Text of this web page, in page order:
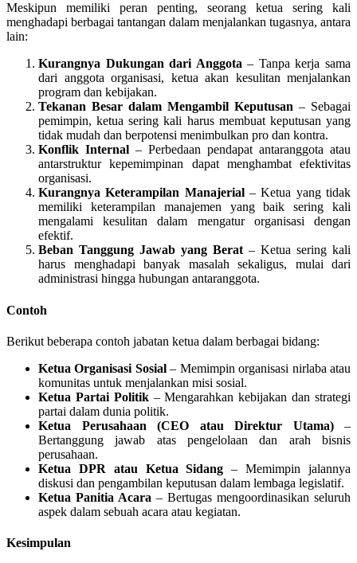
Meskipun memiliki peran penting, seorang ketua sering kali
menghadapi berbagai tantangan dalam menjalankan tugasnya, antara
lain:
Kurangnya Dukungan dari Anggota – Tanpa kerja sama
dari anggota organisasi, ketua akan kesulitan menjalankan
program dan kebijakan.
Tekanan Besar dalam Mengambil Keputusan – Sebagai
pemimpin, ketua sering kali harus membuat keputusan yang
tidak mudah dan berpotensi menimbulkan pro dan kontra.
Konflik Internal – Perbedaan pendapat antaranggota atau
antarstruktur kepemimpinan dapat menghambat efektivitas
organisasi.
Kurangnya Keterampilan Manajerial– Ketua yang tidak
memiliki keterampilan manajemen yang baik sering kali
mengalami kesulitan dalam mengatur organisasi dengan
efektif.
Beban Tanggung Jawab yang Berat – Ketua sering kali
harus menghadapi banyak masalah sekaligus, mulai dari
administrasi hingga hubungan antaranggota.
Contoh
Berikut beberapa contoh jabatan ketua dalam berbagai bidang:
Ketua Organisasi Sosial– Memimpin organisasi nirlaba atau
komunitas untuk menjalankan misi sosial.
Ketua Partai Politik– Mengarahkan kebijakan dan strategi
partai dalam dunia politik.
Ketua Perusahaan (CEO atau Direktur Utama)–
Bertanggung jawab atas pengelolaan dan arah bisnis
perusahaan.
Ketua DPR atau Ketua Sidang – Memimpin jalannya
diskusi dan pengambilan keputusan dalam lembaga legislatif.
Ketua Panitia Acara – Bertugas mengoordinasikan seluruh
aspek dalam sebuah acara atau kegiatan.
Kesimpulan